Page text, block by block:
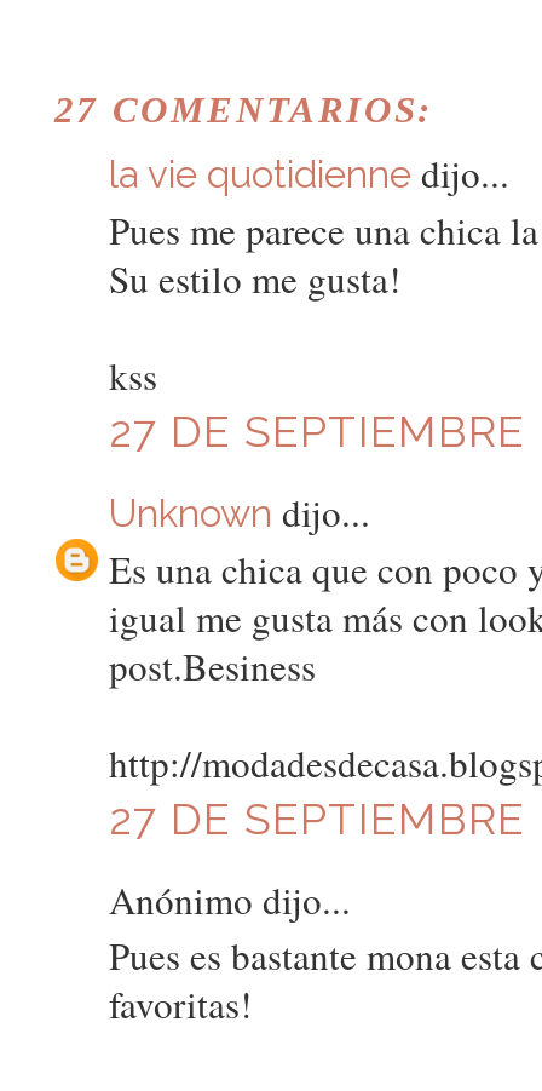
27 COMENTARIOS:
la vie quotidienne dijo...
Pues me parece una chica
Su estilo me gusta!
kss
27 DE
Unknown dijo...
Es una chica que con poco
igual me gusta más con
post.Besiness
http://
27 DE
Anónimo dijo...
Pues es bastante mona
favoritas!